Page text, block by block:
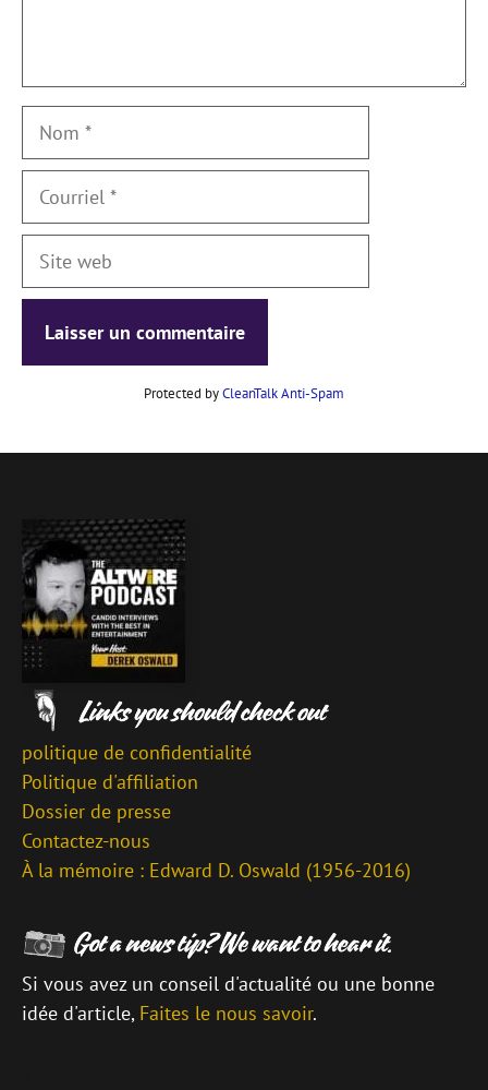
Nom
Courriel
Site
Protected byCleanTalk Anti-Spam
politique de confidentialité
Politique d'affiliation
Dossier de presse
Contactez-nous
À la mémoire : Edward D. Oswald (1956-2016)
Si vous avez un conseil d'actualité ou une bonne
idée d'article, Faites le nous savoir.